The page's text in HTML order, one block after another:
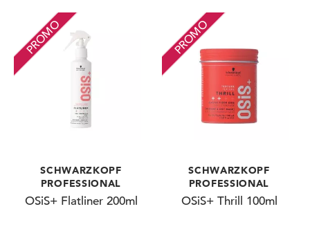
PROMO
SCHWARZKOPF
PROFESSIONAL
OSiS+ Flatliner 200ml
PROMO
SCHWARZKOPF
PROFESSIONAL
OSiS+ Thrill 100ml